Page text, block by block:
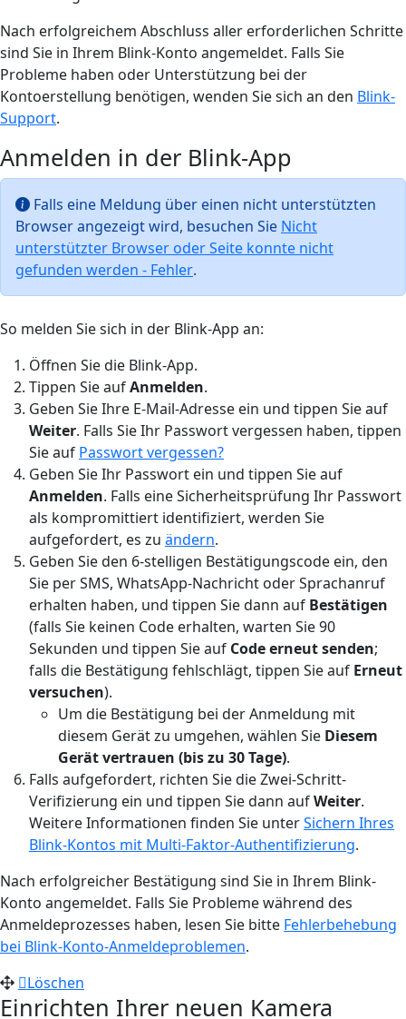
Nach erfolgreichem Abschluss aller erforderlichen Schritte
sind Sie in Ihrem Blink-Konto angemeldet. Falls Sie
Probleme haben oder Unterstützung bei der
Kontoerstellung benötigen, wenden Sie sich an den Blink-
Support.
Anmelden in der Blink-App
Falls eine Meldung über einen nicht unterstützten
Browser angezeigt wird, besuchen Sie Nicht
unterstützter Browser oder Seite konnte nicht
gefunden werden - Fehler.
So melden Sie sich in der Blink-App an:
Öffnen Sie die Blink-App.
Tippen Sie aufAnmelden.
Geben Sie Ihre E-Mail-Adresse ein und tippen Sie auf
Weiter. Falls Sie Ihr Passwort vergessen haben, tippen
Sie auf Passwort vergessen?
Geben Sie Ihr Passwort ein und tippen Sie auf
Anmelden. Falls eine Sicherheitsprüfung Ihr Passwort
als kompromittiert identifiziert, werden Sie
aufgefordert, es zu ändern.
Geben Sie den 6-stelligen Bestätigungscode ein, den
Sie per SMS, WhatsApp-Nachricht oder Sprachanruf
erhalten haben, und tippen Sie dann auf Bestätigen
(falls Sie keinen Code erhalten, warten Sie 90
Sekunden und tippen Sie auf Code erneut senden;
falls die Bestätigung fehlschlägt, tippen Sie auf Erneut
versuchen).
Um die Bestätigung bei der Anmeldung mit
diesem Gerät zu umgehen, wählen Sie Diesem
Gerät vertrauen (bis zu 30 Tage).
Falls aufgefordert, richten Sie die Zwei-Schritt-
Verifizierung ein und tippen Sie dann aufWeiter.
Weitere Informationen finden Sie unterSichern Ihres
Blink-Kontos mit Multi-Faktor-Authentifizierung.
Nach erfolgreicher Bestätigung sind Sie in Ihrem Blink-
Konto angemeldet. Falls Sie Probleme während des
Anmeldeprozesses haben, lesen Sie bitte Fehlerbehebung
bei Blink-Konto-Anmeldeproblemen.
Löschen
Einrichten Ihrer neuen Kamera